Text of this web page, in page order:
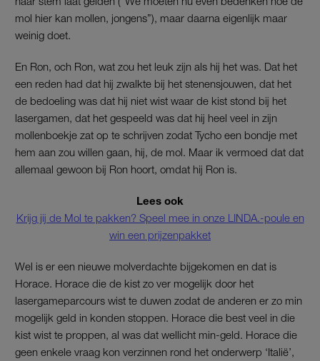
mol hier kan mollen, jongens”), maar daarna eigenlijk maar
weinig doet.
En Ron, och Ron, wat zou het leuk zijn als hij het was. Dat het
een reden had dat hij zwalkte bij het stenensjouwen, dat het
de bedoeling was dat hij niet wist waar de kist stond bij het
lasergamen, dat het gespeeld was dat hij heel veel in zijn
mollenboekje zat op te schrijven zodat Tycho een bondje met
hem aan zou willen gaan, hij, de mol. Maar ik vermoed dat dat
allemaal gewoon bij Ron hoort, omdat hij Ron is.
Lees ook
Krijg jij de Mol te pakken? Speel mee in onze LINDA.-poule en
win een prijzenpakket
Wel is er een nieuwe molverdachte bijgekomen en dat is
Horace. Horace die de kist zo ver mogelijk door het
lasergameparcours wist te duwen zodat de anderen er zo min
mogelijk geld in konden stoppen. Horace die best veel in die
kist wist te proppen, al was dat wellicht min-geld. Horace die
geen enkele vraag kon verzinnen rond het onderwerp ‘Italië’,